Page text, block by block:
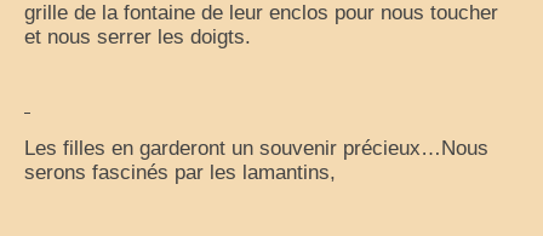
grille de la fontaine de leur enclos pour nous toucher
et nous serrer les doigts.
Les filles en garderont un souvenir précieux…Nous
serons fascinés par les lamantins,